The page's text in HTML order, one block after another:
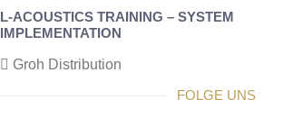
L-ACOUSTICS TRAINING – SYSTEM
IMPLEMENTATION
Groh Distribution
FOLGE UNS